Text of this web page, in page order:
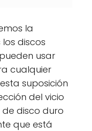
la
discos
usar
cualquier
suposición
del vicio
disco duro
que está